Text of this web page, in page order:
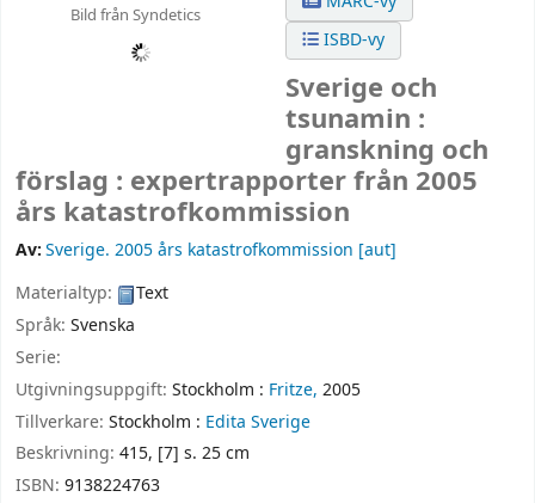
Bild från Syndetics
ISBD-vy
Sverige och
tsunamin :
granskning och
förslag : expertrapporter från 2005
års katastrofkommission
Av:Sverige. 2005 års katastrofkommission [aut]
Materialtyp:
Text
Språk: Svenska
Serie:
Utgivningsuppgift: Stockholm : Fritze, 2005
Tillverkare: Stockholm : Edita Sverige
Beskrivning: 415, [7] s. 25 cm
ISBN: 9138224763